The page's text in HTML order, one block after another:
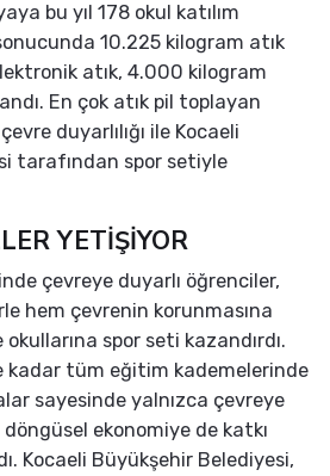
bu yıl 178 okul katılım
10.225 kilogram atık
atık, 4.000 kilogram
En çok atık pil toplayan
duyarlılığı ile Kocaeli
tarafından spor setiyle
YETİŞİYOR
çevreye duyarlı öğrenciler,
hem çevrenin korunmasına
spor seti kazandırdı.
kadar tüm eğitim kademelerinde
sayesinde yalnızca çevreye
ekonomiye de katkı
Kocaeli Büyükşehir Belediyesi,